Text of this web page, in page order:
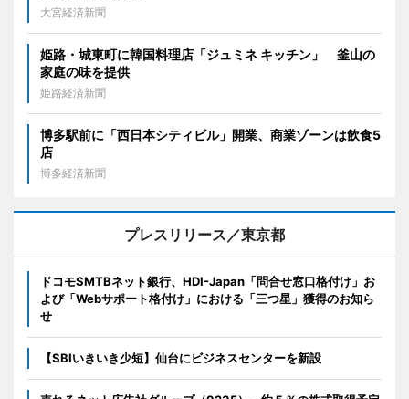
大宮経済新聞
姫路・城東町に韓国料理店「ジュミネ キッチン」 釜山の
家庭の味を提供
姫路経済新聞
博多駅前に「西日本シティビル」開業、商業ゾーンは飲食5
店
博多経済新聞
プレスリリース／東京都
ドコモSMTBネット銀行、HDI-Japan「問合せ窓口格付け」お
よび「Webサポート格付け」における「三つ星」獲得のお知ら
せ
【SBIいきいき少短】仙台にビジネスセンターを新設